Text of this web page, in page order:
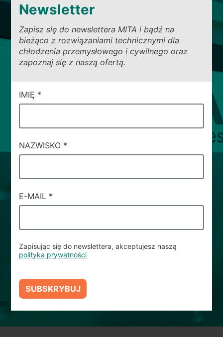
Newsletter
Zapisz się do newslettera MITA i bądź na
bieżąco z rozwiązaniami technicznymi dla
chłodzenia przemysłowego i cywilnego oraz
zapoznaj się z naszą ofertą.
CAMPI
DI
IMIĘ *
NAZWISKO *
E-MAIL *
Zapisując się do newslettera, akceptujesz naszą
polityka prywatności
SUBSKRYBUJ